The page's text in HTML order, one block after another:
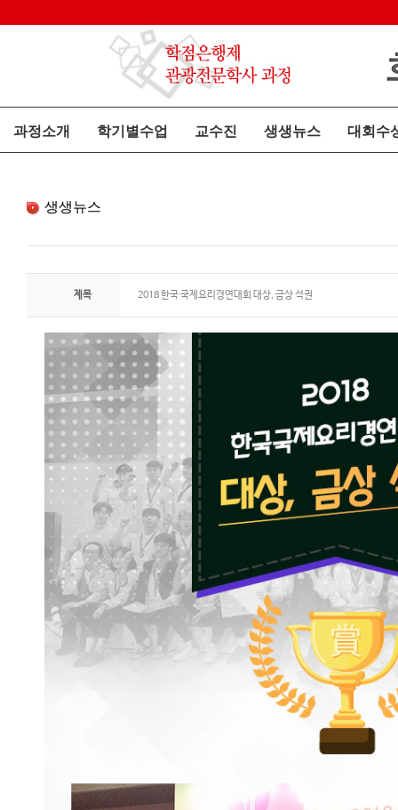
과정소개 학기별수업 교수진 생생뉴스 대회수
생생뉴스
제목 2018 한국 국제요리경연대회 대상, 금상 석권